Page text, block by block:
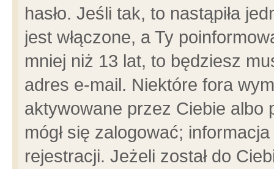
hasło. Jeśli tak, to nastąpiła
jest włączone, a Ty
mniej niż 13 lat, to będziesz
adres e-mail. Niektóre fora
aktywowane przez Ciebie albo
mógł się zalogować;
rejestracji. Jeżeli został do